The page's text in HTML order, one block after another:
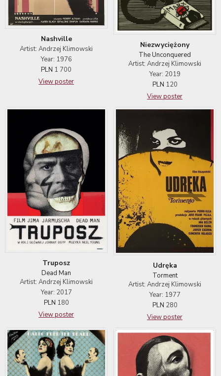
Nashville
Artist: Andrzej Klimowski
Year: 1976
PLN 1 700
View poster
Niezwyciężony
The Unconquered
Artist: Andrzej Klimowski
Year: 2019
PLN 120
View poster
Truposz
Dead Man
Artist: Andrzej Klimowski
Year: 2017
PLN 180
View poster
Udręka
Torment
Artist: Andrzej Klimowski
Year: 1977
PLN 280
View poster